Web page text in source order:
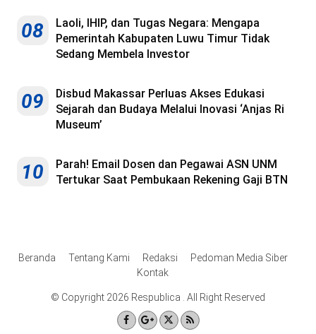
08
Laoli, IHIP, dan Tugas Negara: Mengapa
Pemerintah Kabupaten Luwu Timur Tidak
Sedang Membela Investor
09
Disbud Makassar Perluas Akses Edukasi
Sejarah dan Budaya Melalui Inovasi ‘Anjas Ri
Museum’
10
Parah! Email Dosen dan Pegawai ASN UNM
Tertukar Saat Pembukaan Rekening Gaji BTN
Beranda Tentang Kami Redaksi
Pedoman Media Siber
Kontak
© Copyright 2026 Respublica . All Right Reserved